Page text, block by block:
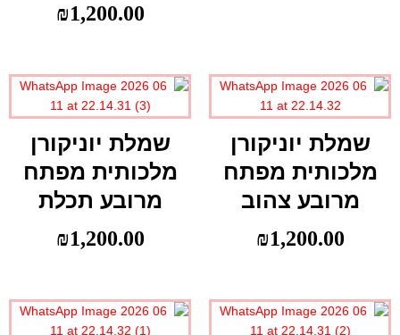
₪1,200.00
שמלת יוניקורן
מלכותית מפתח
מרובע צהוב
₪1,200.00
שמלת יוניקורן
מלכותית מפתח
מרובע תכלת
₪1,200.00